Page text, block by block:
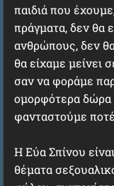
παιδιά που
πράγματα, δεν θα
ανθρώπους, δεν θα
θα είχαμε μείνει
σαν να φοράμε
ομορφότερα
φανταστούμε
H Εύα Σπίνου
θέματα